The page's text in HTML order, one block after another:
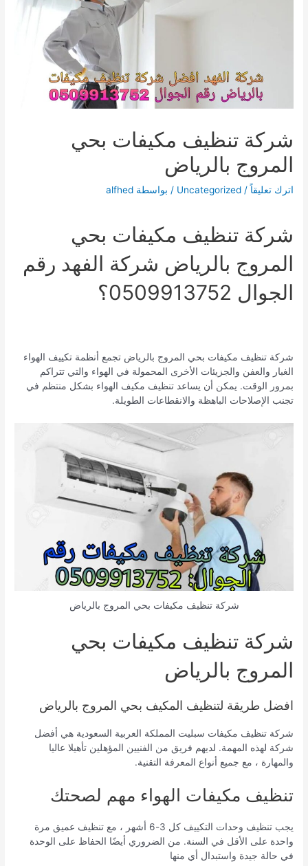
شركة تنظيف مكيفات بحي
المروج بالرياض
اترك تعليقاً /
Uncategorized / بواسطة alfhed
شركة تنظيف مكيفات بحي
المروج بالرياض شركة الفهد رقم
الجوال 0509913752؟
شركة تنظيف مكيفات بحي المروج بالرياض تجمع أنظمة تكييف الهواء
الغبار والعفن والجزيئات الأخرى المحمولة في الهواء والتي تتراكم
بمرور الوقت. يمكن أن يساعد تنظيف مكيف الهواء بشكل منتظم في
تجنب الإصلاحات الباهظة والانقطاعات الطويلة.
شركة تنظيف مكيفات بحي المروج بالرياض
شركة تنظيف مكيفات بحي
المروج بالرياض
افضل طريقة لتنظيف المكيف بحي المروج بالرياض
شركة تنظيف مكيفات سبليت المملكة العربية السعودية هي أفضل
شركة لهذه المهمة. لديهم فريق من الفنيين المؤهلين تأهيلا عاليا
والمهارة ، مع جميع أنواع المعرفة التقنية.
تنظيف مكيفات الهواء مهم لصحتك
يجب تنظيف وحدات التكييف كل 3-6 أشهر ، مع تنظيف عميق مرة
واحدة على الأقل في السنة. من الضروري أيضًا الحفاظ على الوحدة
في حالة جيدة واستبدال أي منها